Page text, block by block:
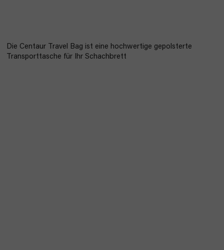
Die Centaur Travel Bag ist eine hochwertige gepolsterte
Transporttasche für Ihr Schachbrett